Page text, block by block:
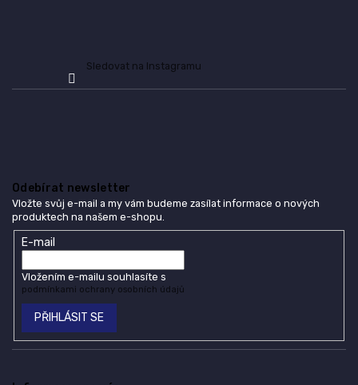
Sledovat na Instagramu
Odebírat newsletter
Vložte svůj e-mail a my vám budeme zasílat informace o nových
produktech na našem e-shopu.
E-mail
Vložením e-mailu souhlasíte s
podmínkami ochrany osobních údajů
PŘIHLÁSIT SE